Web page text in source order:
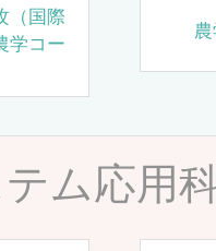
（国際
学コー
ム応用